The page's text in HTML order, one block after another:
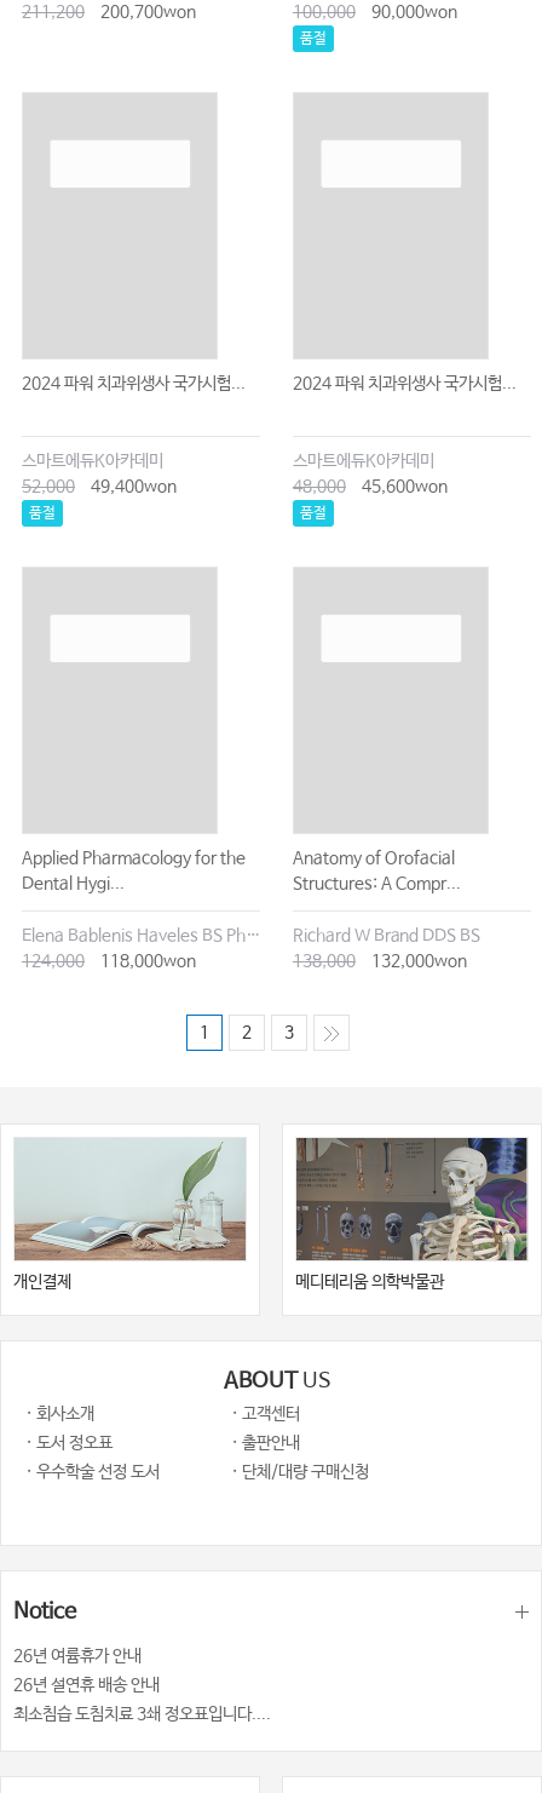
211,200
200,700won
100,000
90,000won
품절
2024 파워 치과위생사 국가시험...
스마트에듀K아카데미
52,000
49,400won
품절
2024 파워 치과위생사 국가시험...
스마트에듀K아카데미
48,000
45,600won
품절
Applied Pharmacology for the
Dental Hygi...
Elena Bablenis Haveles BS Pharm Pharm D
124,000
118,000won
Anatomy of Orofacial
Structures: A Compr...
Richard W Brand DDS BS
138,000
132,000won
1 2 3
개인결제 메디테리움 의학박물관
ABOUTUS
· 회사소개
· 고객센터
· 도서 정오표
· 출판안내
· 우수학술 선정 도서
· 단체/대량 구매신청
Notice
26년 여륨휴가 안내
26년 설연휴 배송 안내
최소침습 도침치료 3쇄 정오표입니다....